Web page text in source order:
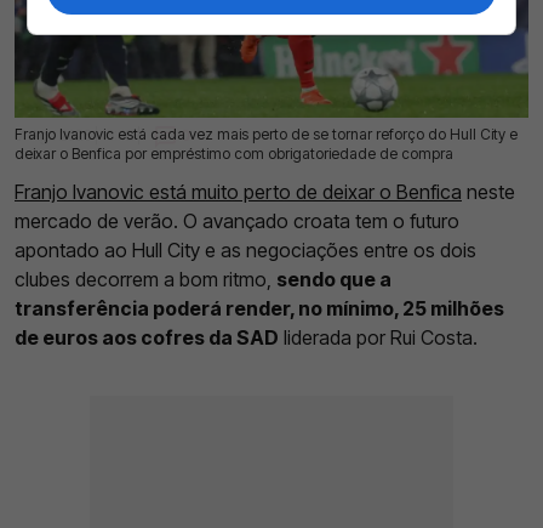
Franjo Ivanovic está cada vez mais perto de se tornar reforço do Hull City e
deixar o Benfica por empréstimo com obrigatoriedade de compra
01 Ago 2026 | 16:48 | 0
Franjo Ivanovic está muito perto de deixar o Benfica neste
mercado de verão. O avançado croata tem o futuro
apontado ao Hull City e as negociações entre os dois
clubes decorrem a bom ritmo, sendo que a
transferência poderá render, no mínimo, 25 milhões
de euros aos cofres da SAD liderada por Rui Costa.